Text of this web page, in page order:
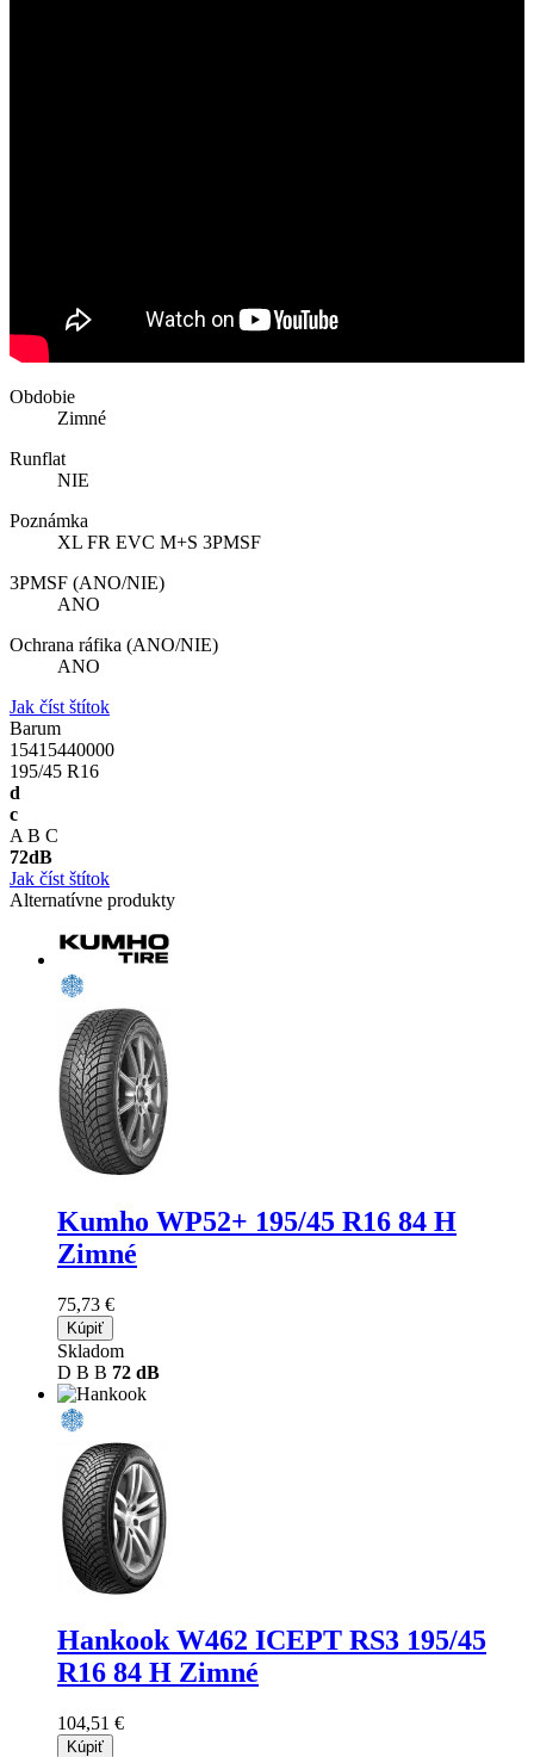
Obdobie
Zimné
Runflat
NIE
Poznámka
XL FR EVC M+S 3PMSF
3PMSF (ANO/NIE)
ANO
Ochrana ráfika (ANO/NIE)
ANO
Jak číst štítok
Barum
15415440000
195/45 R16
d
c
A B C
72dB
Jak číst štítok
Alternatívne produkty
Kumho WP52+ 195/45 R16 84 H
Zimné
75,73 €
Kúpiť
Skladom
D B B 72 dB
Hankook W462 ICEPT RS3 195/45
R16 84 H Zimné
104,51 €
Kúpiť